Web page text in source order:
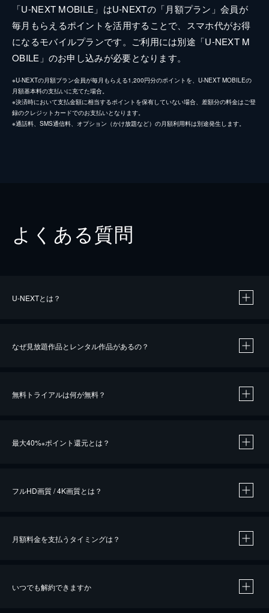
「U-NEXT MOBILE」はU-NEXTの「月額プラン」会員が
毎月もらえるポイントを活用することで、スマホ代がお得
になるモバイルプランです。ご利用には別途「U-NEXT M
OBILE」のお申し込みが必要となります。
※U-NEXTの月額プラン会員が毎月もらえる1,200円分のポイントを、U-NEXT MOBILEの
月額基本料の支払いに充てた場合。
※決済時において支払金額に相当するポイントを保有していない場合、差額分の料金はご登
録のクレジットカードでのお支払いとなります。
※通話料、SMS通信料、オプション（かけ放題など）の月額利用料は別途発生します。
よくある質問
U-NEXTとは？
なぜ見放題作品とレンタル作品があるの？
無料トライアルは何が無料？
最大40%※ポイント還元とは？
※40％ポイント還元の対象は、クレジットカード決済による作品の購入 / レンタルです。
フルHD画質 / 4K画質とは？
月額料金を支払うタイミングは？
いつでも解約できますか